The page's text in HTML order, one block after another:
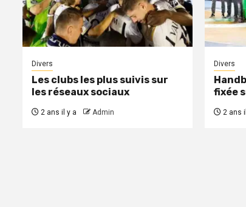
Divers
Les clubs les plus suivis sur
les réseaux sociaux
2 ans il y a Admin
Divers
fixée
2 ans